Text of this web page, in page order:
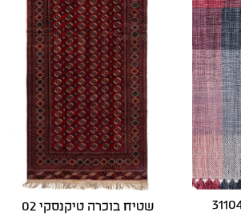
שטיח בוכרה טיקנסקי 02